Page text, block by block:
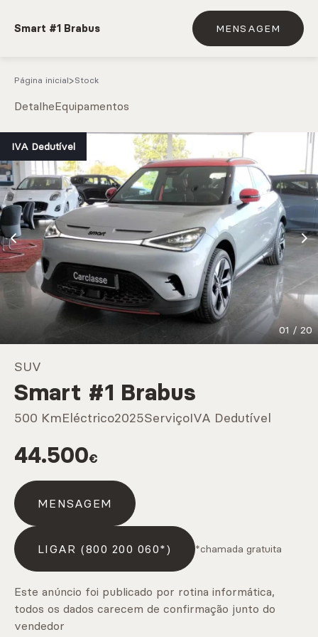
Smart #1 Brabus MENSAGEM
Página inicial Stock
DetalheEquipamentos
01 / 20
IVA Dedutível
SUV
Smart #1 Brabus
500 KmEléctrico2025ServiçoIVA Dedutível
44.500€
MENSAGEM
LIGAR (800 200 060*) *chamada gratuita
Este anúncio foi publicado por rotina informática,
todos os dados carecem de confirmação junto do
vendedor
e.g. Mercedes-Benz; BMW; Ford
Stock
CARREGAR MAIS
Marcas
CARREGAR MAIS
Serviços
CARREGAR MAIS